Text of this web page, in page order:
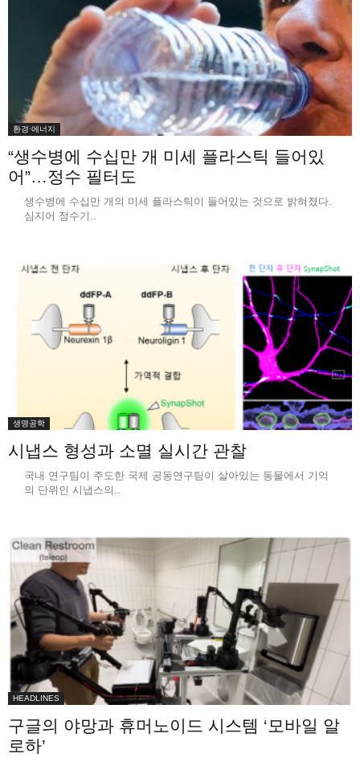
환경·에너지
“생수병에 수십만 개 미세 플라스틱 들어있
어”…정수 필터도
생수병에 수십만 개의 미세 플라스틱이 들어있는 것으로 밝혀졌다.
심지어 정수기..
생명공학
시냅스 형성과 소멸 실시간 관찰
국내 연구팀이 주도한 국제 공동연구팀이 살아있는 동물에서 기억
의 단위인 시냅스의..
HEADLINES
구글의 야망과 휴머노이드 시스템 ‘모바일 알
로하’